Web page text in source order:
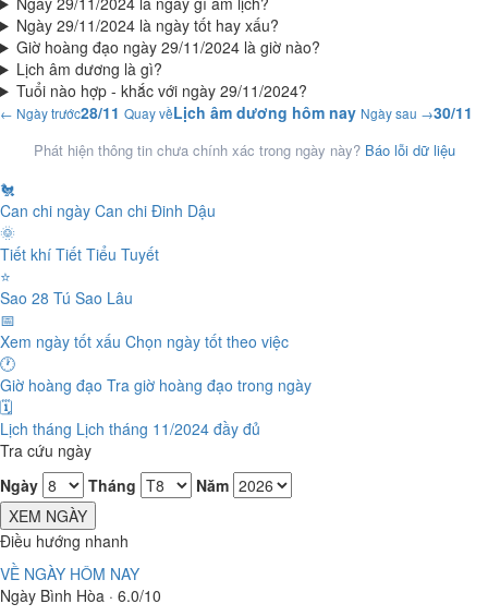
Ngày 29/11/2024 là ngày tốt hay xấu?
Giờ hoàng đạo ngày 29/11/2024 là giờ nào?
Lịch âm dương là gì?
Tuổi nào hợp - khắc với ngày 29/11/2024?
← Ngày trước28/11 Quay vềLịch âm dương hôm nay Ngày sau →30/11
Phát hiện thông tin chưa chính xác trong ngày này? Báo lỗi dữ liệu
🐔
Can chi ngày Can chi Đinh Dậu
🌞
Tiết khí Tiết Tiểu Tuyết
⭐
Sao 28 Tú Sao Lâu
📅
Xem ngày tốt xấu Chọn ngày tốt theo việc
🕐
Giờ hoàng đạo Tra giờ hoàng đạo trong ngày
🗓️
Lịch tháng Lịch tháng 11/2024 đầy đủ
Tra cứu ngày
Ngày
Tháng
Năm
XEM NGÀY
Điều hướng nhanh
VỀ NGÀY HÔM NAY
Ngày Bình Hòa · 6.0/10